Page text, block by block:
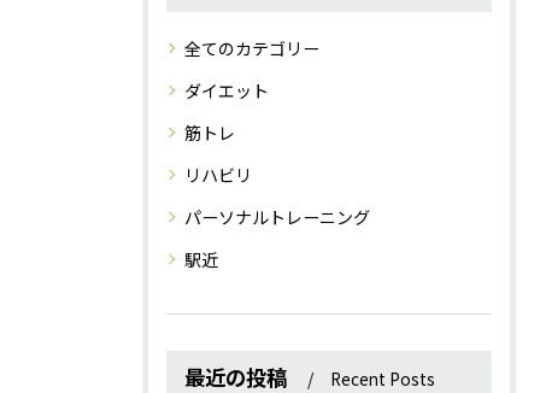
全てのカテゴリー
ダイエット
筋トレ
リハビリ
パーソナルトレーニング
駅近
最近の投稿 Recent Posts